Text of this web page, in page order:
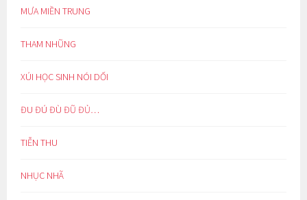
MƯA MIỀN TRUNG
THAM NHŨNG
XÚI HỌC SINH NÓI DỐI
ĐU ĐÚ ĐÙ ĐŨ ĐỦ…
TIỄN THU
NHỤC NHÃ